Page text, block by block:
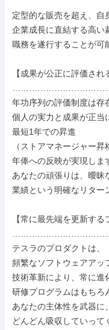
定型的な販売を超え、自
企業成長に直結する高い
職務を遂行することが可
【成果が公正に評価され
年功序列の評価制度は存
個人の実力と成果が正当
最短1年での昇進
（ストアマネージャー
年俸への反映が実現しま
あなたの頑張りは、曖昧
業績という明確なリター
【常に最先端を更新する
テスラのプロダクトは、
頻繁なソフトウェアアッ
技術革新により、常に進
研修プログラムはもちろ
あなたの主体性を武器に
どんどん吸収していって